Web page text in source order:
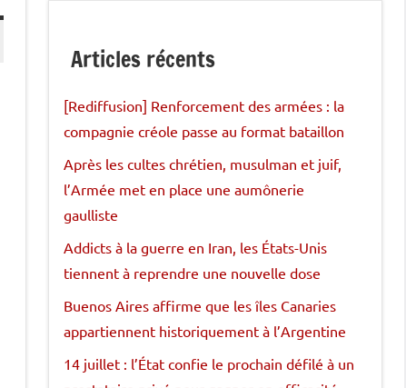
Articles récents
[Rediffusion] Renforcement des armées : la
compagnie créole passe au format bataillon
Après les cultes chrétien, musulman et juif,
l’Armée met en place une aumônerie
gaulliste
Addicts à la guerre en Iran, les États-Unis
tiennent à reprendre une nouvelle dose
Buenos Aires affirme que les îles Canaries
appartiennent historiquement à l’Argentine
14 juillet : l’État confie le prochain défilé à un